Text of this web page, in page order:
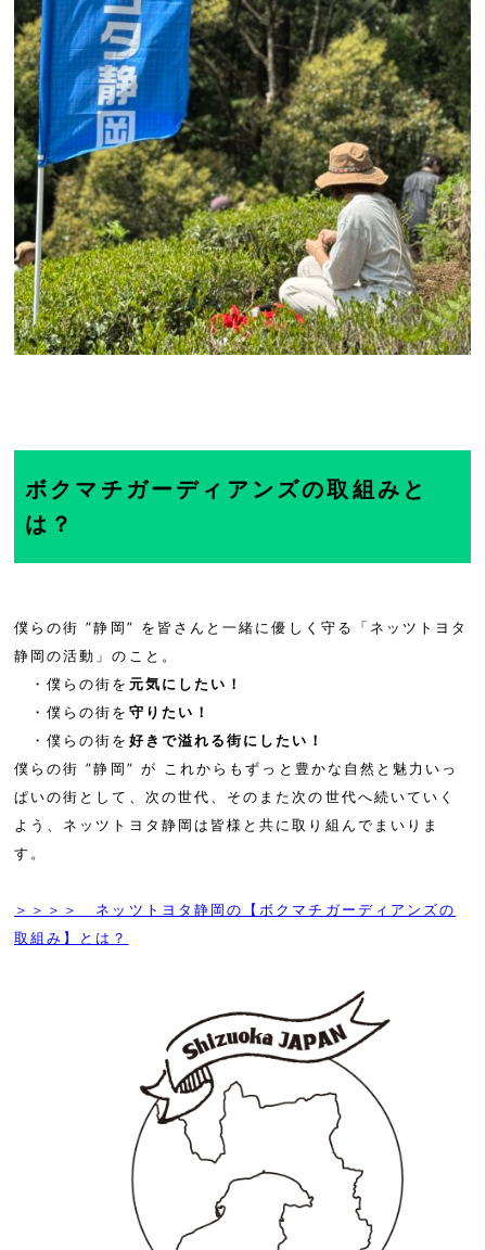
ボクマチガーディアンズの取組みと
は？
僕らの街 ”静岡” を皆さんと一緒に優しく守る「ネッツトヨタ
静岡の活動」のこと。
・僕らの街を 元気にしたい！
・僕らの街を 守りたい！
・僕らの街を 好きで溢れる街にしたい！
僕らの街 ”静岡” が これからもずっと豊かな自然と魅力いっ
ぱいの街として、次の世代、そのまた次の世代へ続いていく
よう、ネッツトヨタ静岡は皆様と共に取り組んでまいりま
す。
＞＞＞＞ ネッツトヨタ静岡の【ボクマチガーディアンズの
取組み】とは？